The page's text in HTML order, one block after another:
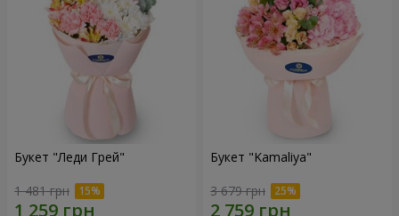
Букет "Леди Грей"
1 481 грн
Букет "Kamaliya"
3 679 грн